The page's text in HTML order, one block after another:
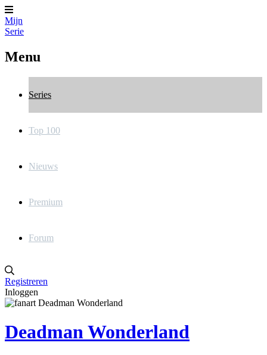
Mijn
Serie
Menu
Series
Top 100
Nieuws
Premium
Forum
Registreren
Inloggen
Deadman Wonderland